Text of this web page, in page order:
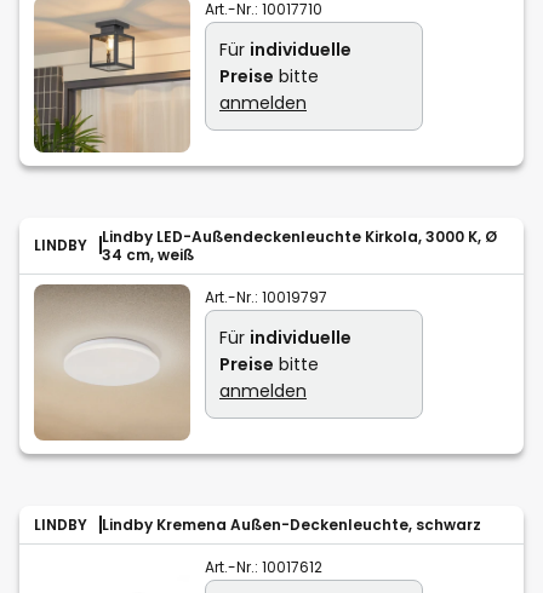
Art.-Nr.: 10017710
Für individuelle
Preise bitte
anmelden
LINDBY
Lindby LED-Außendeckenleuchte Kirkola, 3000 K, Ø
34 cm, weiß
Art.-Nr.: 10019797
Für individuelle
Preise bitte
anmelden
LINDBY Lindby Kremena Außen-Deckenleuchte, schwarz
Art.-Nr.: 10017612